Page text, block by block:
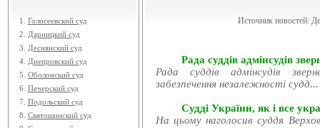
1. Голосеевский суд
2.
Дарницкий суд
3.
Деснянский суд
4. Днепровский суд
5. Оболонский суд
6. Печерский суд
7. Подольский суд
8. Святошинский суд
Источник новостей:
Рада суддів адмінсудів
Рада суддів адмінсудів
забезпечення незалежності судд...
Судді України, як і все
На цьому наголосив суддя